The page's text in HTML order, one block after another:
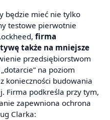
będzie mieć nie tylko
testowe pierwotnie
firma
także na mniejsze
przedsiębiorstwom
na poziom
konieczności budowania
Firma podkreśla przy tym,
zapewniona ochrona
Clarka: